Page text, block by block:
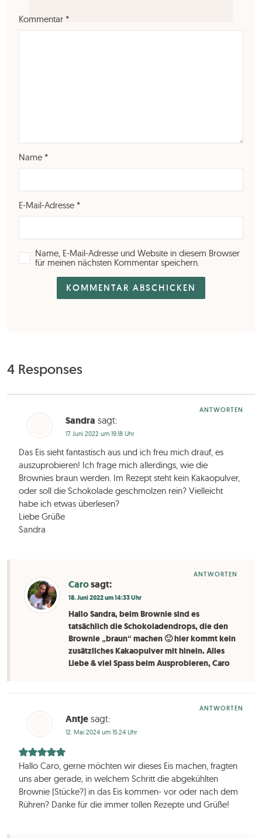
4 Responses
Sandra sagt:
17. Juni 2022 um 19:18 Uhr
Das Eis sieht fantastisch aus und ich freu mich drauf, es
auszuprobieren! Ich frage mich allerdings, wie die
Brownies braun werden. Im Rezept steht kein Kakaopulver,
oder soll die Schokolade geschmolzen rein? Vielleicht
habe ich etwas überlesen?
Liebe Grüße
Sandra
ANTWORTEN
Carosagt:
18. Juni 2022 um 14:33 Uhr
Hallo Sandra, beim Brownie sind es
tatsächlich die Schokoladendrops, die den
Brownie „braun“ machen 🙂 hier kommt kein
zusätzliches Kakaopulver mit hinein. Alles
Liebe & viel Spass beim Ausprobieren, Caro
ANTWORTEN
Antje sagt:
12. Mai 2024 um 15:24 Uhr
Hallo Caro, gerne möchten wir dieses Eis machen, fragten
uns aber gerade, in welchem Schritt die abgekühlten
Brownie (Stücke?) in das Eis kommen- vor oder nach dem
Rühren? Danke für die immer tollen Rezepte und Grüße!
ANTWORTEN
Kommentar *
Name *
E-Mail-Adresse *
Name, E-Mail-Adresse und Website in diesem Browser
für meinen nächsten Kommentar speichern.